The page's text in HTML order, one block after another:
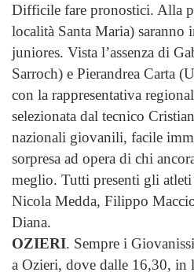
Difficile fare pronostici. Alla
località Santa Maria)
juniores. Vista l’assenza di
Sarroch) e Pierandrea Carta
con la rappresentativa
selezionata dal tecnico
nazionali giovanili, facile
sorpresa ad opera di chi
meglio. Tutti presenti gli
Nicola Medda, Filippo
Diana.
OZIERI. Sempre i
a Ozieri, dove dalle 16,30, in